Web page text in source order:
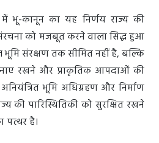
भू-कानून का यह निर्णय राज्य की
को मजबूत करने वाला सिद्ध हुआ
भूमि संरक्षण तक सीमित नहीं है, बल्कि
रखने और प्राकृतिक आपदाओं की
भूमि अधिग्रहण और निर्माण
की पारिस्थितिकी को सुरक्षित रखने
है।